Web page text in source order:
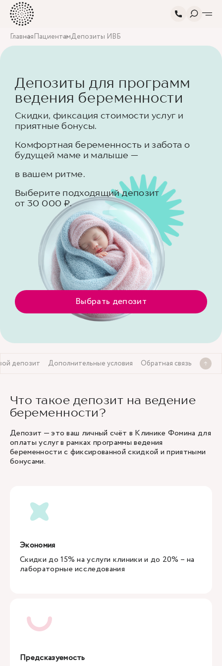
ГлавнаяПациентамДепозиты ИВБ
Депозиты для программ
ведения беременности
Скидки, фиксация стоимости услуг и
приятные бонусы.
Комфортная беременность и забота о
будущей маме и малыше —
в вашем ритме.
Выберите подходящий депозит
от 30 000 ₽.
Выбрать депозит
депозит Дополнительные условия Обратная связь
Что такое депозит на ведение
беременности?
Депозит — это ваш личный счёт в Клинике Фомина для
оплаты услуг в рамках программы ведения
беременности с фиксированной скидкой и приятными
бонусами.
Экономия
Скидки до 15% на услуги клиники и до 20% – на
лабораторные исследования
Предсказуемость